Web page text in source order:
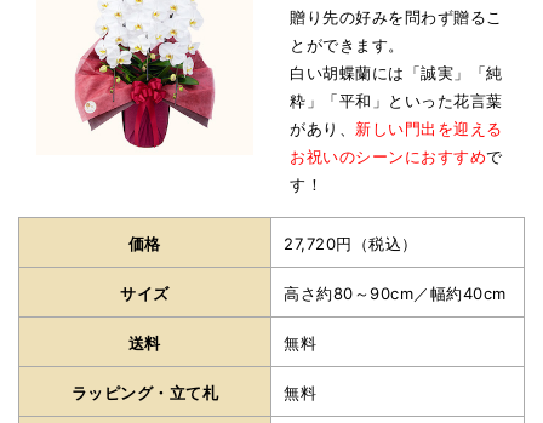
贈り先の好みを問わず贈るこ
とができます。
白い胡蝶蘭には「誠実」「純
粋」「平和」といった花言葉
があり、 新しい門出を迎える
お祝いのシーンにおすすめで
す！
価格 27,720円（税込）
サイズ 高さ約80～90cm／幅約40cm
送料 無料
ラッピング・立て札 無料